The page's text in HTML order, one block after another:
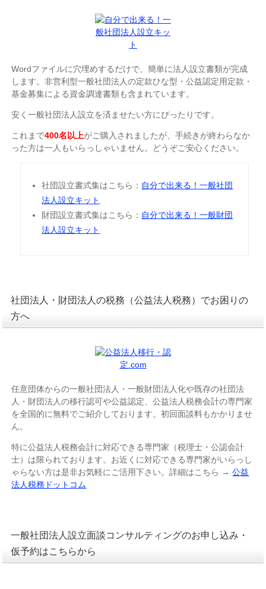
Wordファイルに穴埋めするだけで、簡単に法人設立書類が完成
します。非営利型一般社団法人の定款ひな型・公益認定用定款・
基金募集による資金調達書類も含まれています。
安く一般社団法人設立を済ませたい方にぴったりです。
これまで400名以上がご購入されましたが、手続きが終わらなか
った方は一人もいらっしゃいません。どうぞご安心ください。
社団設立書式集はこちら： 自分で出来る！一般社団
法人設立キット
財団設立書式集はこちら： 自分で出来る！一般財団
法人設立キット
社団法人・財団法人の税務（公益法人税務）でお困りの
方へ
任意団体からの一般社団法人・一般財団法人化や既存の社団法
人・財団法人の移行認可や公益認定、公益法人税務会計の専門家
を全国的に無料でご紹介しております。初回面談料もかかりませ
ん。
特に公益法人税務会計に対応できる専門家（税理士・公認会計
士）は限られております。お近くに対応できる専門家がいらっし
ゃらない方は是非お気軽にご活用下さい。詳細はこちら →公益
法人税務ドットコム
一般社団法人設立面談コンサルティングのお申し込み・
仮予約はこちらから